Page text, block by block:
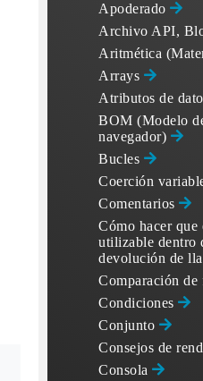
Apoderado
Archivo API,
Aritmética
Arrays
Atributos de
BOM (Modelo
navegador)
Bucles
Coerción
Comentarios
Cómo hacer que
utilizable dentro
devolución de
Comparación de
Condiciones
Conjunto
Consejos de
Consola